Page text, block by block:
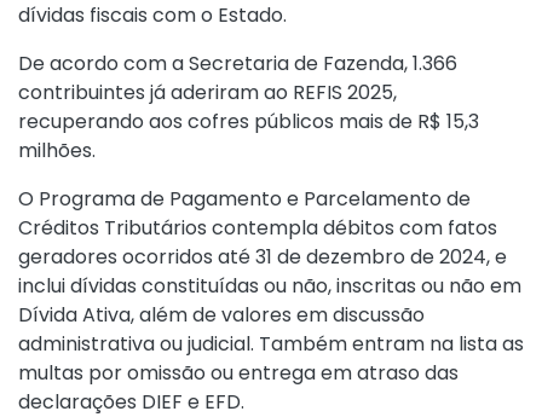
dívidas fiscais com o Estado.
De acordo com a Secretaria de Fazenda, 1.366
contribuintes já aderiram ao REFIS 2025,
recuperando aos cofres públicos mais de R$ 15,3
milhões.
O Programa de Pagamento e Parcelamento de
Créditos Tributários contempla débitos com fatos
geradores ocorridos até 31 de dezembro de 2024, e
inclui dívidas constituídas ou não, inscritas ou não em
Dívida Ativa, além de valores em discussão
administrativa ou judicial. Também entram na lista as
multas por omissão ou entrega em atraso das
declarações DIEF e EFD.